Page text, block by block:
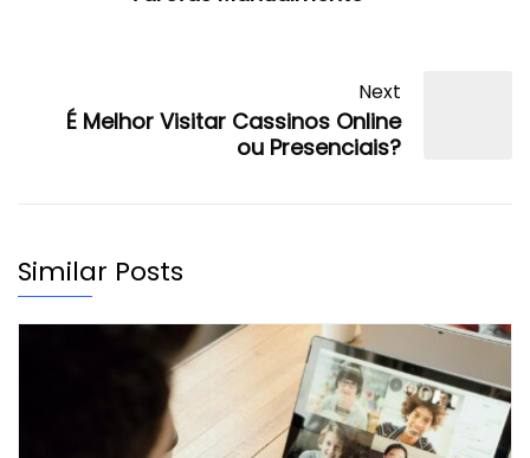
Next
É Melhor Visitar Cassinos Online
ou Presenciais?
Similar Posts